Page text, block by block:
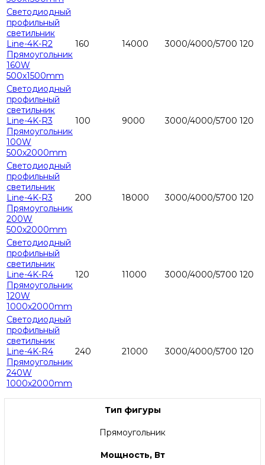
Светодиодный
профильный
светильник
Line-4K-R2
Прямоугольник
160W
500х1500mm
160 14000 3000/4000/5700 120
Светодиодный
профильный
светильник
Line-4K-R3
Прямоугольник
100W
500х2000mm
100 9000 3000/4000/5700 120
Светодиодный
профильный
светильник
Line-4K-R3
Прямоугольник
200W
500х2000mm
200 18000 3000/4000/5700 120
Светодиодный
профильный
светильник
Line-4K-R4
Прямоугольник
120W
1000х2000mm
120 11000 3000/4000/5700 120
Светодиодный
профильный
светильник
Line-4K-R4
Прямоугольник
240W
1000х2000mm
240 21000 3000/4000/5700 120
Тип фигуры
Прямоугольник
Мощность, Вт